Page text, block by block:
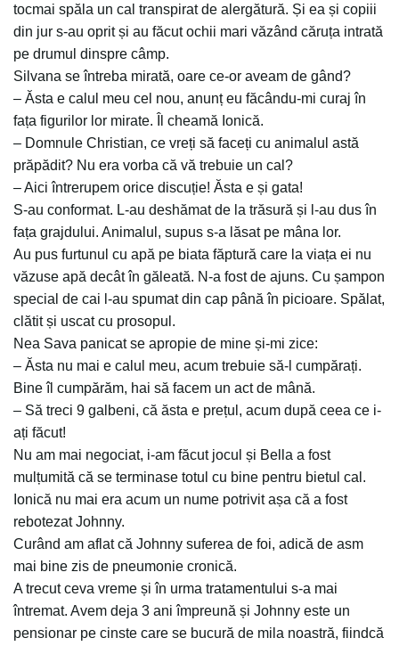
tocmai spăla un cal transpirat de alergătură. Și ea și copiii
din jur s-au oprit și au făcut ochii mari văzând căruța intrată
pe drumul dinspre câmp.
Silvana se întreba mirată, oare ce-or aveam de gând?
– Ăsta e calul meu cel nou, anunț eu făcându-mi curaj în
fața figurilor lor mirate. Îl cheamă Ionică.
– Domnule Christian, ce vreți să faceți cu animalul astă
prăpădit? Nu era vorba că vă trebuie un cal?
– Aici întrerupem orice discuție! Ăsta e și gata!
S-au conformat. L-au deshămat de la trăsură și l-au dus în
fața grajdului. Animalul, supus s-a lăsat pe mâna lor.
Au pus furtunul cu apă pe biata făptură care la viața ei nu
văzuse apă decât în găleată. N-a fost de ajuns. Cu șampon
special de cai l-au spumat din cap până în picioare. Spălat,
clătit și uscat cu prosopul.
Nea Sava panicat se apropie de mine și-mi zice:
– Ăsta nu mai e calul meu, acum trebuie să-l cumpărați.
Bine îl cumpărăm, hai să facem un act de mână.
– Să treci 9 galbeni, că ăsta e prețul, acum după ceea ce i-
ați făcut!
Nu am mai negociat, i-am făcut jocul și Bella a fost
mulțumită că se terminase totul cu bine pentru bietul cal.
Ionică nu mai era acum un nume potrivit așa că a fost
rebotezat Johnny.
Curând am aflat că Johnny suferea de foi, adică de asm
mai bine zis de pneumonie cronică.
A trecut ceva vreme și în urma tratamentului s-a mai
întremat. Avem deja 3 ani împreună și Johnny este un
pensionar pe cinste care se bucură de mila noastră, fiindcă